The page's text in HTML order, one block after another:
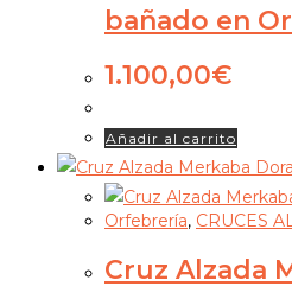
bañado en
1.100,00€
Añadir al carrito
Orfebrería, CRUCES
Cruz Alzada